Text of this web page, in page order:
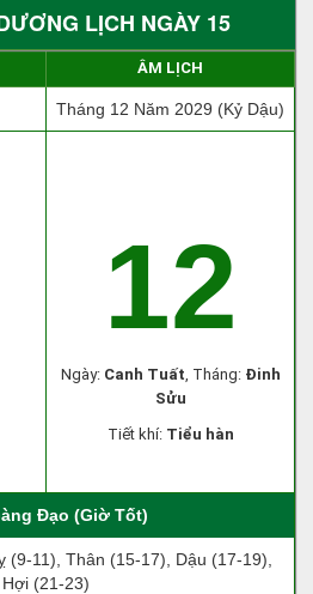
LỊCH NGÀY 15
ÂM LỊCH
Tháng 12 Năm 2029 (Kỷ Dậu)
12
Ngày: Canh Tuất, Tháng: Đinh
Sửu
Tiết khí: Tiểu hàn
Đạo (Giờ Tốt)
(9-11), Thân (15-17), Dậu (17-19),
Hợi (21-23)